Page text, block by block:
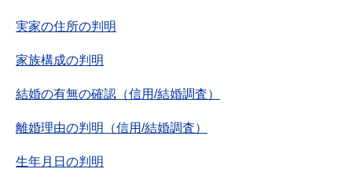
実家の住所の判明
家族構成の判明
結婚の有無の確認（信用/結婚調査）
離婚理由の判明（信用/結婚調査）
生年月日の判明